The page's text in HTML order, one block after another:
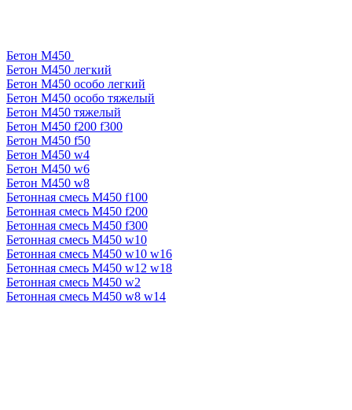
Бетон М450
Бетон М450 легкий
Бетон М450 особо легкий
Бетон М450 особо тяжелый
Бетон М450 тяжелый
Бетон М450 f200 f300
Бетон М450 f50
Бетон М450 w4
Бетон М450 w6
Бетон М450 w8
Бетонная смесь М450 f100
Бетонная смесь М450 f200
Бетонная смесь М450 f300
Бетонная смесь М450 w10
Бетонная смесь М450 w10 w16
Бетонная смесь М450 w12 w18
Бетонная смесь М450 w2
Бетонная смесь М450 w8 w14